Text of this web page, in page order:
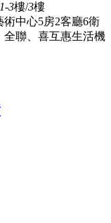
1-3樓/3樓
中心5房2客廳6衛
全聯、喜互惠生活機